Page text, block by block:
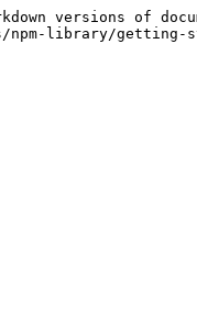
versions of
npm-library/getting-